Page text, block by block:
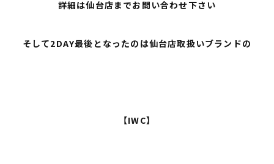
詳細は仙台店までお問い合わせ下さい
そして2DAY最後となったのは仙台店取扱いブランドの
【IWC】